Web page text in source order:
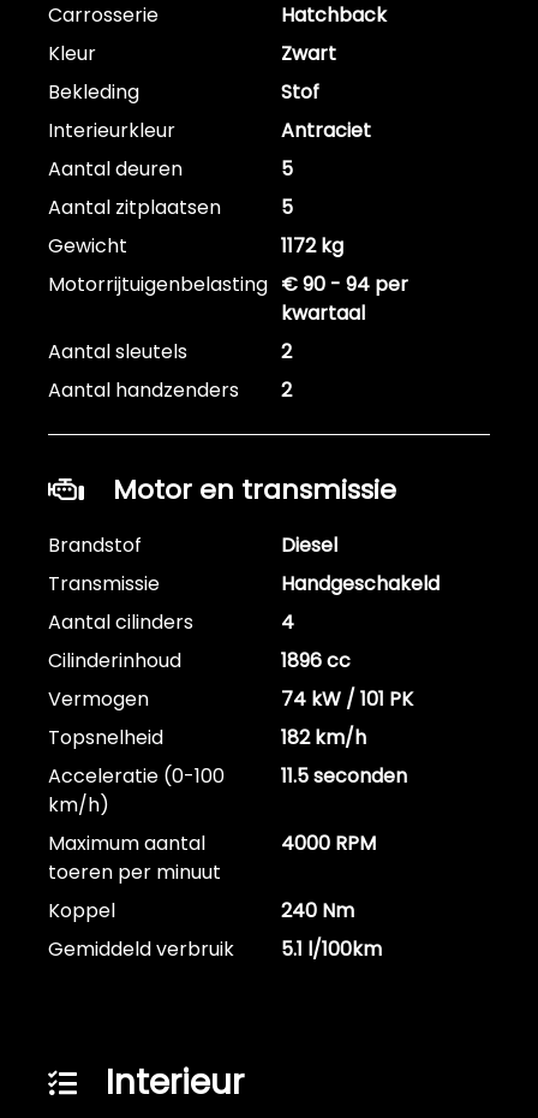
Carrosserie
Hatchback
Kleur
Zwart
Bekleding
Stof
Interieurkleur
Antraciet
Aantal deuren
5
Aantal zitplaatsen
5
Gewicht
1172 kg
Motorrijtuigenbelasting € 90 - 94 per
kwartaal
Aantal sleutels
2
Aantal handzenders
2
Motor en transmissie
Brandstof
Diesel
Transmissie
Handgeschakeld
Aantal cilinders
4
Cilinderinhoud
1896 cc
Vermogen
74 kW / 101 PK
Topsnelheid
182 km/h
Acceleratie (0-100
km/h)
11.5 seconden
Maximum aantal
toeren per minuut
4000 RPM
Koppel
240 Nm
Gemiddeld verbruik
5.1 l/100km
Interieur